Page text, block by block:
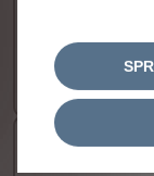
29 590 €
Viac detailov
Jumpy